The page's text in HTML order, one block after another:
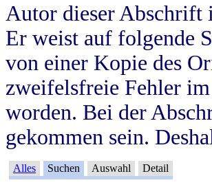
Autor dieser Abschrift
Er weist auf folgende
von einer Kopie des
zweifelsfreie Fehler
worden. Bei der
gekommen sein.
Alles Suchen Auswahl Detail